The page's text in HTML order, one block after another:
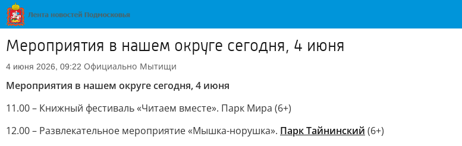
Мероприятия в нашем округе сегодня, 4 июня
4 июня 2026, 09:22 Официально Мытищи
Мероприятия в нашем округе сегодня, 4 июня
11.00 – Книжный фестиваль «Читаем вместе». Парк Мира (6+)
12.00 – Развлекательное мероприятие «Мышка-норушка». Парк Тайнинский (6+)